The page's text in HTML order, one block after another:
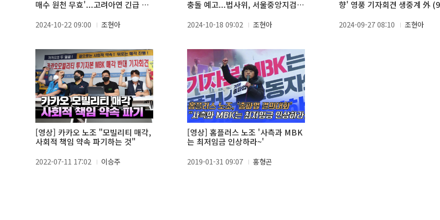
매수 원천 무효'...고려아연 긴급 기
2024-10-22 09:00 조현아
충돌 예고...법사위, 서울중앙지검
2024-10-18 09:02 조현아
향' 영풍 기자회견 생중계 外
2024-09-27 08:10 조현아
[영상] 카카오 노조 "모빌리티 매각,
사회적 책임 약속 파기하는 것"
2022-07-11 17:02 이승주
[영상] 홈플러스 노조 '사측과 MBK
는 최저임금 인상하라~'
2019-01-31 09:07 홍형곤